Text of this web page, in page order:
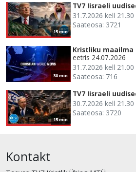
15 min
TV7 Iisraeli
31.7.2026 kell 21.30
Saateosa: 3721
30 min
Kristliku maailma
eetris 24.07.2026
31.7.2026 kell 21.00
Saateosa: 716
15 min
TV7 Iisraeli
30.7.2026 kell 21.30
Saateosa: 3720
Kontakt